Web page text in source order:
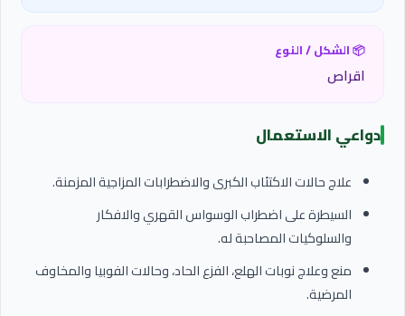
📦 الشكل / النوع
اقراص
دواعي الاستعمال
علاج حالات الاكتئاب الكبرى والاضطرابات المزاجية المزمنة.
السيطرة على اضطراب الوسواس القهري والافكار
والسلوكيات المصاحبة له.
منع وعلاج نوبات الهلع، الفزع الحاد، وحالات الفوبيا والمخاوف
المرضية.